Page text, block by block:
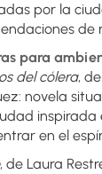
por la
de
para
del cólera,
novela
en el
, de Laura